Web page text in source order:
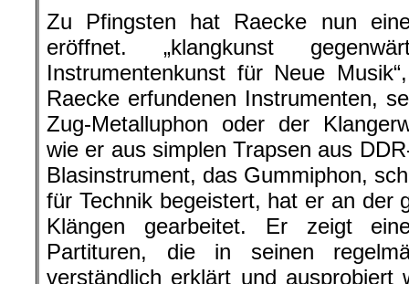
Zu Pfingsten hat Raecke nun
eröffnet. „klangkunst
Instrumentenkunst für Neue
Raecke erfundenen Instrumenten,
Zug-Metalluphon oder der
wie er aus simplen Trapsen aus
Blasinstrument, das Gummiphon,
für Technik begeistert, hat er an der
Klängen gearbeitet. Er zeigt
Partituren, die in seinen
verständlich erklärt und